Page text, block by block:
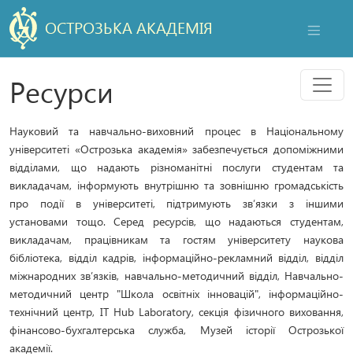
ОСТРОЗЬКА АКАДЕМІЯ
Ресурси Меню
Науковий та навчально-виховний процес в Національному
університеті «Острозька академія» забезпечується допоміжними
відділами, що надають різноманітні послуги студентам та
викладачам, інформують внутрішню та зовнішню громадськість
про події в університеті, підтримують зв’язки з іншими
установами тощо. Серед ресурсів, що надаються студентам,
викладачам, працівникам та гостям університету наукова
бібліотека, відділ кадрів, інформаційно-рекламний відділ, відділ
міжнародних зв’язків, навчально-методичний відділ, Навчально-
методичний центр "Школа освітніх інновацій", інформаційно-
технічний центр, IT Hub Laboratory, секція фізичного виховання,
фінансово-бухгалтерська служба, Музей історії Острозької
академії.